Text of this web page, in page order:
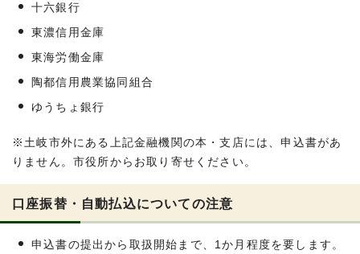
十六銀行
東濃信用金庫
東海労働金庫
陶都信用農業協同組合
ゆうちょ銀行
※土岐市外にある上記金融機関の本・支店には、申込書があ
りません。市役所からお取り寄せください。
口座振替・自動払込についての注意
申込書の提出から取扱開始まで、1か月程度を要します。